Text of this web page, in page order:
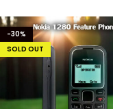
-30%
SOLD OUT